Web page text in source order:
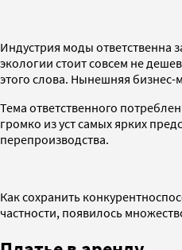
Индустрия моды ответственна
экологии стоит совсем не
этого слова. Нынешняя бизнес-
Тема ответственного
громко из уст самых ярких
перепроизводства.
Как сохранить
частности, появилось